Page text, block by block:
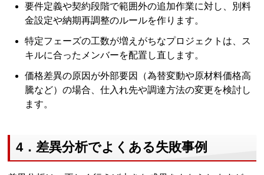
要件定義や契約段階で範囲外の追加作業に対し、別料
金設定や納期再調整のルールを作ります。
特定フェーズの工数が増えがちなプロジェクトは、ス
キルに合ったメンバーを配置し直します。
価格差異の原因が外部要因（為替変動や原材料価格高
騰など）の場合、仕入れ先や調達方法の変更を検討し
ます。
4．差異分析でよくある失敗事例